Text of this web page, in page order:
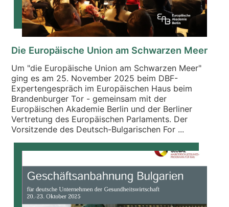
Die Europäische Union am Schwarzen Meer
Um "die Europäische Union am Schwarzen Meer"
ging es am 25. November 2025 beim DBF-
Expertengespräch im Europäischen Haus beim
Brandenburger Tor - gemeinsam mit der
Europäischen Akademie Berlin und der Berliner
Vertretung des Europäischen Parlaments. Der
Vorsitzende des Deutsch-Bulgarischen For ...